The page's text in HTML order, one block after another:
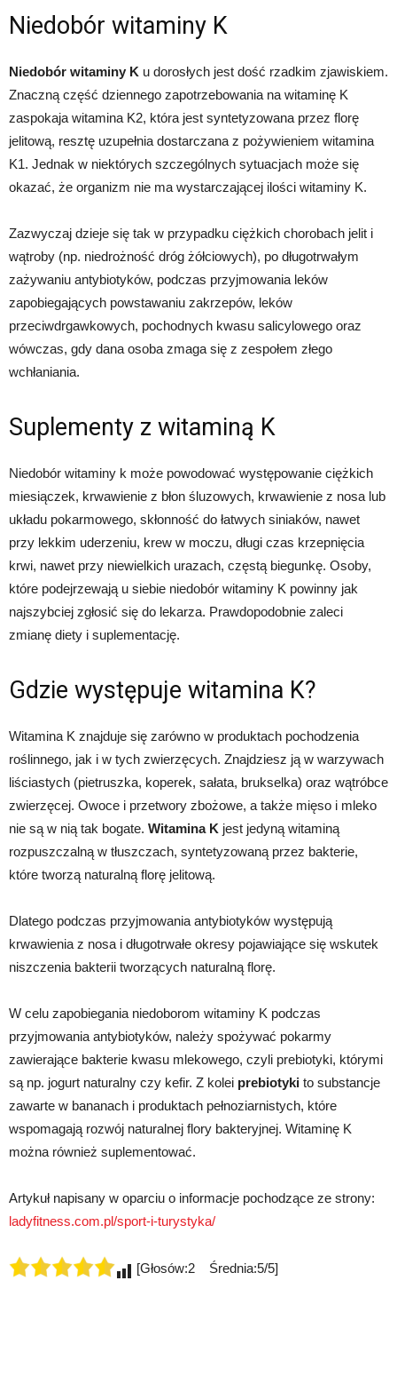
Niedobór witaminy K
Niedobór witaminy K u dorosłych jest dość rzadkim zjawiskiem.
Znaczną część dziennego zapotrzebowania na witaminę K
zaspokaja witamina K2, która jest syntetyzowana przez florę
jelitową, resztę uzupełnia dostarczana z pożywieniem witamina
K1. Jednak w niektórych szczególnych sytuacjach może się
okazać, że organizm nie ma wystarczającej ilości witaminy K.
Zazwyczaj dzieje się tak w przypadku ciężkich chorobach jelit i
wątroby (np. niedrożność dróg żółciowych), po długotrwałym
zażywaniu antybiotyków, podczas przyjmowania leków
zapobiegających powstawaniu zakrzepów, leków
przeciwdrgawkowych, pochodnych kwasu salicylowego oraz
wówczas, gdy dana osoba zmaga się z zespołem złego
wchłaniania.
Suplementy z witaminą K
Niedobór witaminy k może powodować występowanie ciężkich
miesiączek, krwawienie z błon śluzowych, krwawienie z nosa lub
układu pokarmowego, skłonność do łatwych siniaków, nawet
przy lekkim uderzeniu, krew w moczu, długi czas krzepnięcia
krwi, nawet przy niewielkich urazach, częstą biegunkę. Osoby,
które podejrzewają u siebie niedobór witaminy K powinny jak
najszybciej zgłosić się do lekarza. Prawdopodobnie zaleci
zmianę diety i suplementację.
Gdzie występuje witamina K?
Witamina K znajduje się zarówno w produktach pochodzenia
roślinnego, jak i w tych zwierzęcych. Znajdziesz ją w warzywach
liściastych (pietruszka, koperek, sałata, brukselka) oraz wątróbce
zwierzęcej. Owoce i przetwory zbożowe, a także mięso i mleko
nie są w nią tak bogate. Witamina K jest jedyną witaminą
rozpuszczalną w tłuszczach, syntetyzowaną przez bakterie,
które tworzą naturalną florę jelitową.
Dlatego podczas przyjmowania antybiotyków występują
krwawienia z nosa i długotrwałe okresy pojawiające się wskutek
niszczenia bakterii tworzących naturalną florę.
W celu zapobiegania niedoborom witaminy K podczas
przyjmowania antybiotyków, należy spożywać pokarmy
zawierające bakterie kwasu mlekowego, czyli prebiotyki, którymi
są np. jogurt naturalny czy kefir. Z kolei prebiotyki to substancje
zawarte w bananach i produktach pełnoziarnistych, które
wspomagają rozwój naturalnej flory bakteryjnej. Witaminę K
można również suplementować.
Artykuł napisany w oparciu o informacje pochodzące ze strony:
ladyfitness.com.pl/sport-i-turystyka/
[Głosów:2 Średnia:5/5]